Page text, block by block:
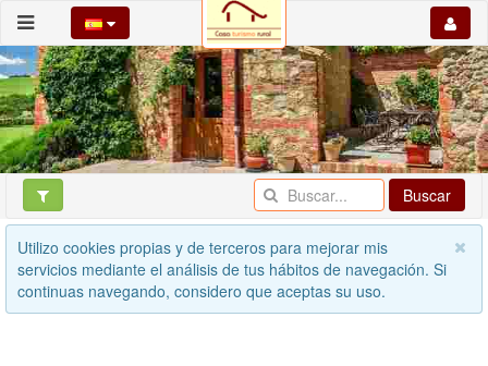
Buscar
Utilizo cookies propias y de terceros para mejorar mis
servicios mediante el análisis de tus hábitos de navegación. Si
continuas navegando, considero que aceptas su uso.